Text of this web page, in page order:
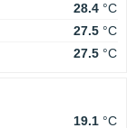
28.4 °C
27.5 °C
27.5 °C
19.1 °C